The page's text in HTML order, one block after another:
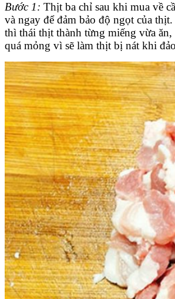
Bước 1: Thịt ba chỉ sau khi mua về
và ngay để đảm bảo độ ngọt của
thì thái thịt thành từng miếng vừa
quá mỏng vì sẽ làm thịt bị nát khi